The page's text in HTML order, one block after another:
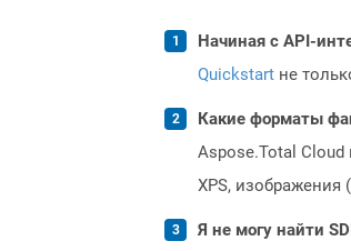
Начиная с API-
Quickstart не
Какие форматы
Aspose.Total Cloud
XPS, изображения
Я не могу найти